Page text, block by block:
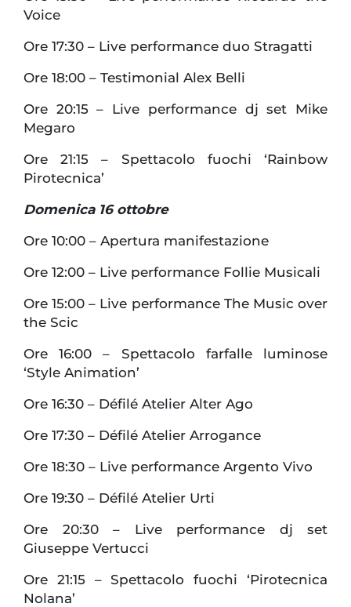
Voice
Ore 17:30 – Live performance duo Stragatti
Ore 18:00 – Testimonial Alex Belli
Ore 20:15 – Live performance dj set Mike
Megaro
Ore 21:15 – Spettacolo fuochi ‘Rainbow
Pirotecnica’
Domenica 16 ottobre
Ore 10:00 – Apertura manifestazione
Ore 12:00 – Live performance Follie Musicali
Ore 15:00 – Live performance The Music over
the Scic
Ore 16:00 – Spettacolo farfalle luminose
‘Style Animation’
Ore 16:30 – Défilé Atelier Alter Ago
Ore 17:30 – Défilé Atelier Arrogance
Ore 18:30 – Live performance Argento Vivo
Ore 19:30 – Défilé Atelier Urti
Ore 20:30 – Live performance dj set
Giuseppe Vertucci
Ore 21:15 – Spettacolo fuochi ‘Pirotecnica
Nolana’